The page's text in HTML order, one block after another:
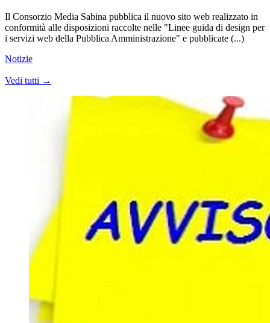
Il Consorzio Media Sabina pubblica il nuovo sito web realizzato in
conformità alle disposizioni raccolte nelle "Linee guida di design per
i servizi web della Pubblica Amministrazione" e pubblicate (...)
Notizie
Vedi tutti →